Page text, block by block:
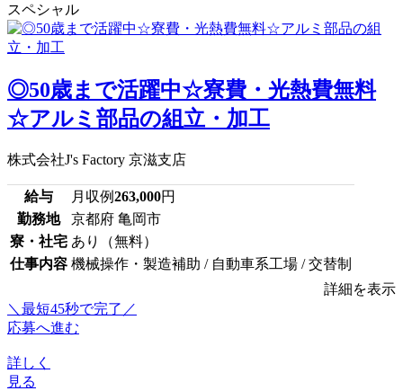
スペシャル
◎50歳まで活躍中☆寮費・光熱費無料
☆アルミ部品の組立・加工
株式会社J's Factory 京滋支店
給与 月収例263,000円
勤務地
京都府 亀岡市
寮・社宅 あり（無料）
仕事内容 機械操作・製造補助 / 自動車系工場 / 交替制
詳細を表示
＼最短45秒で完了／
応募へ進む
詳しく
見る